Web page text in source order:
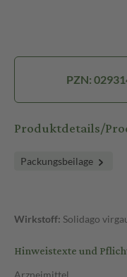
PZN:
Produktdetails/
Packungsbeilage
Wirkstoff: Solidago
Hinweistexte und
Arzneimittel